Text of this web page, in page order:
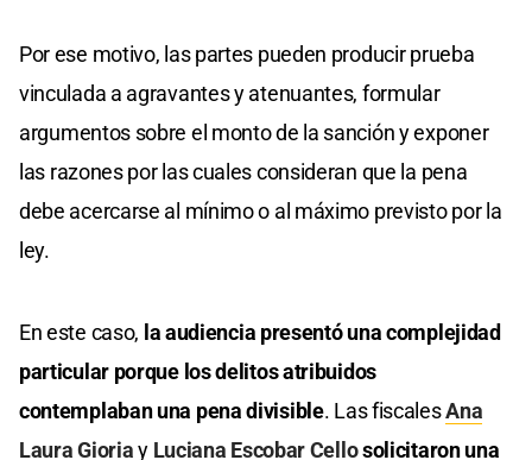
Por ese motivo, las partes pueden producir prueba
vinculada a agravantes y atenuantes, formular
argumentos sobre el monto de la sanción y exponer
las razones por las cuales consideran que la pena
debe acercarse al mínimo o al máximo previsto por la
ley.
En este caso, la audiencia presentó una complejidad
particular porque los delitos atribuidos
contemplaban una pena divisible. Las fiscalesAna
Laura Gioriay Luciana Escobar Cellosolicitaron una